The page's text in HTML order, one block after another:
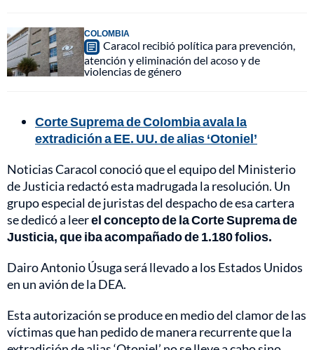
COLOMBIA
Caracol recibió política para prevención,
atención y eliminación del acoso y de
violencias de género
Corte Suprema de Colombia avala la
extradición a EE. UU. de alias ‘Otoniel’
Noticias Caracol conoció que el equipo del Ministerio
de Justicia redactó esta madrugada la resolución. Un
grupo especial de juristas del despacho de esa cartera
se dedicó a leerel concepto de la Corte Suprema de
Justicia, que iba acompañado de 1.180 folios.
Dairo Antonio Úsuga será llevado a los Estados Unidos
en un avión de la DEA.
Esta autorización se produce en medio del clamor de las
víctimas que han pedido de manera recurrente que la